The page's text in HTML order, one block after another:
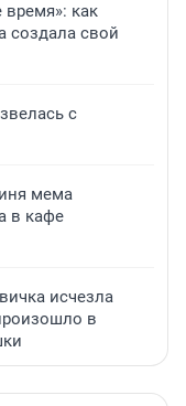
как
создала свой
с
мема
в кафе
исчезла
в